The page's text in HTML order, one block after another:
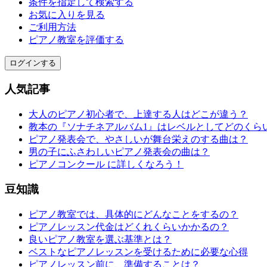
条件を指定して検索する
お気に入りを見る
ご利用方法
ピアノ教室を評価する
ログインする
人気記事
大人のピアノ初心者で、上達する人はどこが違う？
教本の『ソナチネアルバム1』はレベルとしてどのくら
ピアノ発表会で、やさしいが舞台栄えのする曲は？
男の子にふさわしいピアノ発表会の曲は？
ピアノコンクール に詳しくなろう！
豆知識
ピアノ教室では、具体的にどんなことをするの？
ピアノレッスン代金はどくれくらいかかるの？
良いピアノ教室を選ぶ基準とは？
ベストなピアノレッスンを受けるために必要な心得
ピアノレッスン前に、準備することは？